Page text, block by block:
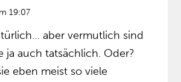
19:07
aber vermutlich sind
ja auch tatsächlich. Oder?
eben meist so viele